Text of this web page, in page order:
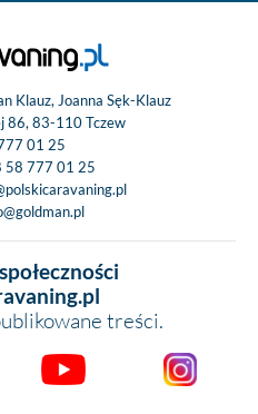
Klauz, Joanna Sęk-Klauz
86, 83-110 Tczew
01 25
58 777 01 25
treści.